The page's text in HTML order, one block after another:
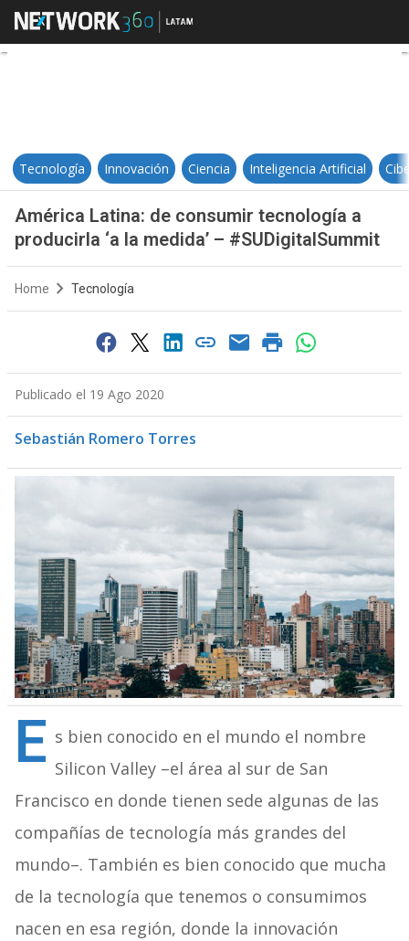
América Latina: de consumir
Tecnología Innovación Ciencia Inteligencia Artificial
América Latina: de consumir tecnología a
producirla ‘a la medida’ – #SUDigitalSummit
Home Tecnología
Publicado el 19 Ago 2020
Sebastián Romero Torres
E s bien conocido en el mundo el nombre
Silicon Valley –el área al sur de San
Francisco en donde tienen sede algunas de las
compañías de tecnología más grandes del
mundo–. También es bien conocido que mucha
de la tecnología que tenemos o consumimos
nacen en esa región, donde la innovación